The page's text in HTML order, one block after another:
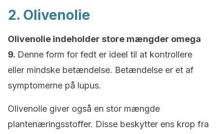
2. Olivenolie
Olivenolie indeholder store mængder omega
9. Denne form for fedt er ideel til at kontrollere
eller mindske betændelse. Betændelse er et af
symptomerne på lupus.
Olivenolie giver også en stor mængde
plantenæringsstoffer. Disse beskytter ens krop fra